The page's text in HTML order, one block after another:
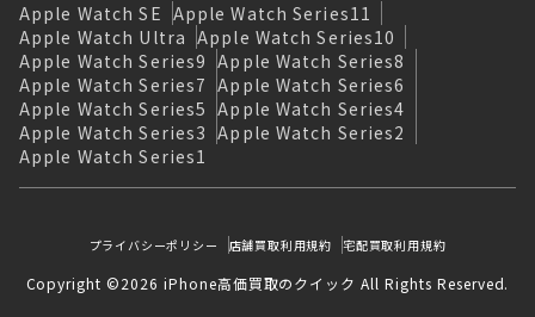
Apple Watch SE Apple Watch Series11
Apple Watch Ultra Apple Watch Series10
Apple Watch Series9 Apple Watch Series8
Apple Watch Series7 Apple Watch Series6
Apple Watch Series5 Apple Watch Series4
Apple Watch Series3 Apple Watch Series2
Apple Watch Series1
プライバシーポリシー 店舗買取利用規約 宅配買取利用規約
Copyright ©2026 iPhone高価買取のクイック All Rights Reserved.